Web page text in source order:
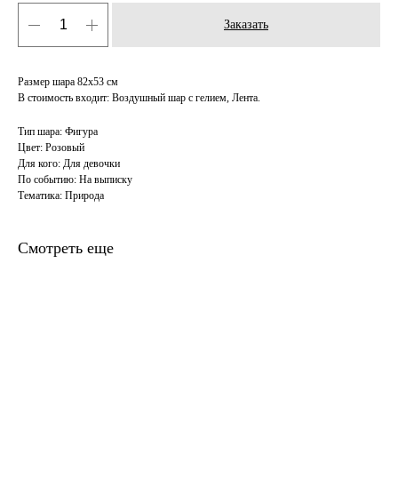
Заказать
Размер шара 82х53 см
В стоимость входит: Воздушный шар с гелием, Лента.
Тип шара: Фигура
Цвет: Розовый
Для кого: Для девочки
По событию: На выписку
Тематика: Природа
Смотреть еще